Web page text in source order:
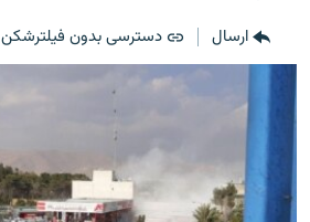
فرکانس‌ها
چندرسانه‌ای
گزارش‌های تصویری
گزارش‌های ویدئویی
زنان فردا
English
به ما بپیوندید
ارسال
دسترسی بدون فیلترشکن